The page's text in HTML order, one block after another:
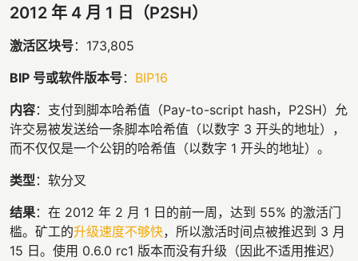
2012 年 4 月 1 日（P2SH）
激活区块号：173,805
BIP 号或软件版本号： BIP16
内容：支付到脚本哈希值（Pay-to-script hash，P2SH）允
许交易被发送给一条脚本哈希值（以数字 3 开头的地址），
而不仅仅是一个公钥的哈希值（以数字 1 开头的地址）。
类型：软分叉
结果：在 2012 年 2 月 1 日的前一周，达到 55% 的激活门
槛。矿工的升级速度不够快，所以激活时间点被推迟到 3 月
15 日。使用 0.6.0 rc1 版本而没有升级（因此不适用推迟）